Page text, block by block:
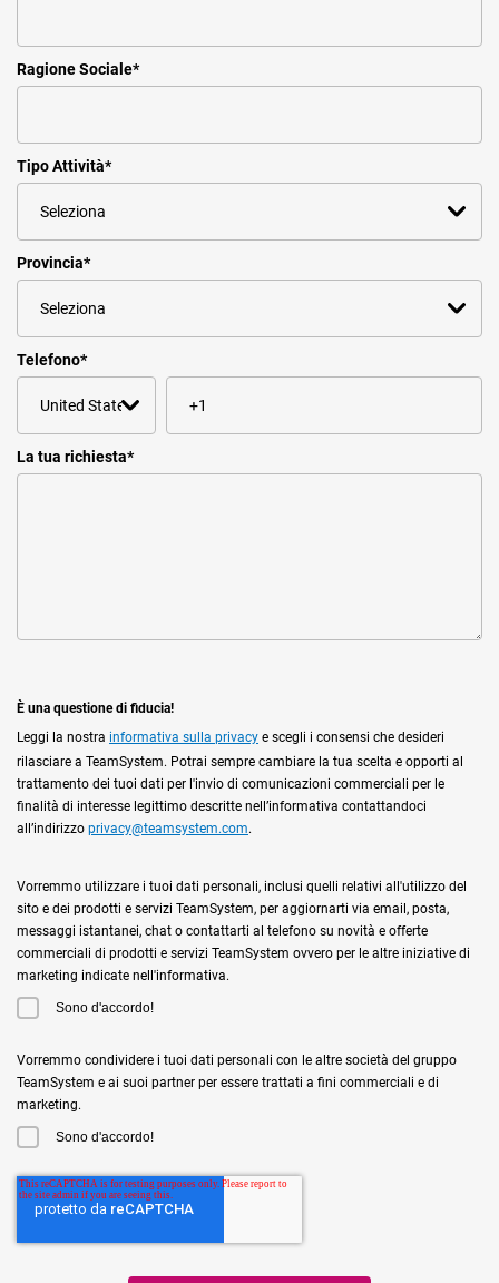
Ragione Sociale*
Tipo Attività*
Provincia*
Telefono*
La tua richiesta*
È una questione di fiducia!
Leggi la nostra informativa sulla privacy e scegli i consensi che desideri
rilasciare a TeamSystem. Potrai sempre cambiare la tua scelta e opporti al
trattamento dei tuoi dati per l'invio di comunicazioni commerciali per le
finalità di interesse legittimo descritte nell’informativa contattandoci
all’indirizzo privacy@teamsystem.com.
Vorremmo utilizzare i tuoi dati personali, inclusi quelli relativi all'utilizzo del
sito e dei prodotti e servizi TeamSystem, per aggiornarti via email, posta,
messaggi istantanei, chat o contattarti al telefono su novità e offerte
commerciali di prodotti e servizi TeamSystem ovvero per le altre iniziative di
marketing indicate nell'informativa.
Sono d'accordo!
Vorremmo condividere i tuoi dati personali con le altre società del gruppo
TeamSystem e ai suoi partner per essere trattati a fini commerciali e di
marketing.
Sono d'accordo!